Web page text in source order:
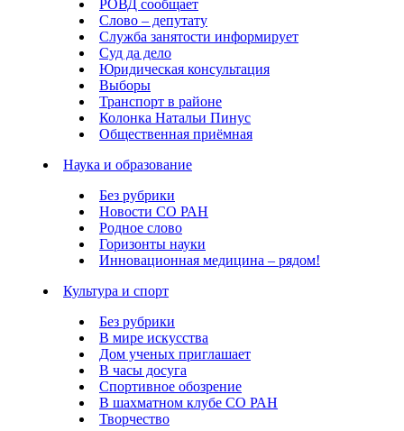
РОВД сообщает
Слово – депутату
Служба занятости информирует
Суд да дело
Юридическая консультация
Выборы
Транспорт в районе
Колонка Натальи Пинус
Общественная приёмная
Наука и образование
Без рубрики
Новости СО РАН
Родное слово
Горизонты науки
Инновационная медицина – рядом!
Культура и спорт
Без рубрики
В мире искусства
Дом ученых приглашает
В часы досуга
Спортивное обозрение
В шахматном клубе СО РАН
Творчество